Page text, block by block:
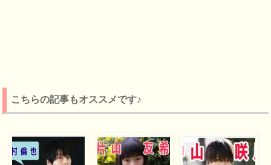
こちらの記事もオススメです♪